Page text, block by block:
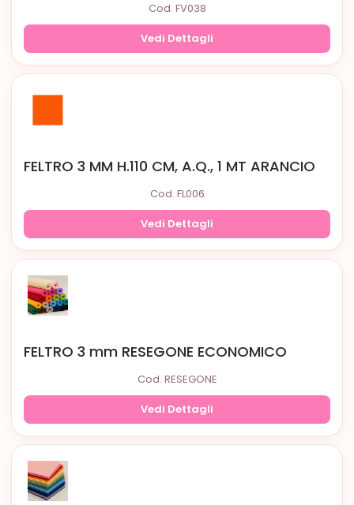
Cod. FV038
Vedi Dettagli
FELTRO 3 MM H.110 CM, A.Q., 1 MT ARANCIO
Cod. FL006
Vedi Dettagli
FELTRO 3 mm RESEGONE ECONOMICO
Cod. RESEGONE
Vedi Dettagli